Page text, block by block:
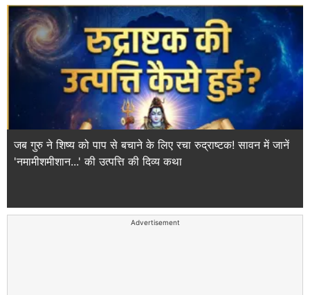
जब गुरु ने शिष्य को पाप से बचाने के लिए रचा रुद्राष्टक! सावन में जानें
'नमामीशमीशान...' की उत्पत्ति की दिव्य कथा
Advertisement